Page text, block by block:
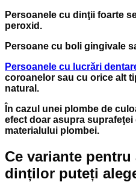
Persoanele cu dinţii foarte
peroxid.
Persoane cu boli gingivale
Persoanele cu lucrări
coroanelor sau cu orice alt
natural.
În cazul unei plombe de
efect doar asupra
materialului plombei.
Ce variante
dinților puteți